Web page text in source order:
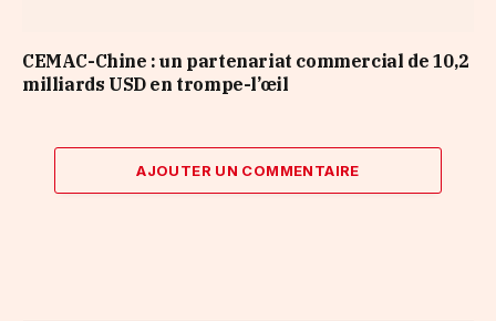
CEMAC-Chine : un partenariat commercial de 10,2
milliards USD en trompe-l’œil
AJOUTER UN COMMENTAIRE